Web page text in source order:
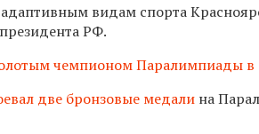
видам спорта
РФ.
чемпионом Паралимпиады в
две бронзовые медали на